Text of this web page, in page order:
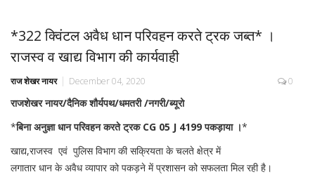
*322 क्विंटल अवैध धान परिवहन करते ट्रक जब्त* ।
राजस्व व खाद्य विभाग की कार्यवाही
राज शेखर नायर December 04, 2020 0
राजशेखर नायर/दैनिक शौर्यपथ/धमतरी /नगरी/ब्यूरो
*बिना अनुज्ञा धान परिवहन करते ट्रक CG 05 J 4199 पकड़ाया ।*
खाद्य,राजस्व एवं पुलिस विभाग की सक्रियता के चलते क्षेत्र में
लगातार धान के अवैध व्यापार को पकड़ने में प्रशासन को सफलता मिल रही है।